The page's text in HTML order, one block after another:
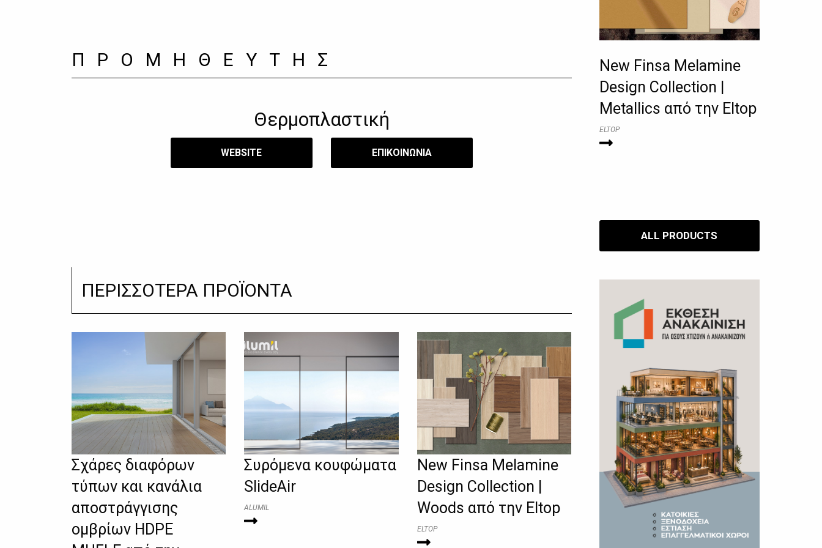
ΠΡΟΜΗΘΕΥΤΗΣ
Θερμοπλαστική
WEBSITE ​ΕΠΙΚΟΙΝΩΝΙΑ
ΠΕΡΙΣΣΟΤΕΡΑ ΠΡΟΪΟΝΤΑ
Σχάρες διαφόρων
τύπων και κανάλια
αποστράγγισης
ομβρίων HDPE
Συρόμενα κουφώματα
SlideAir
ALUMIL
New Finsa Melamine
Design Collection |
Woods από την Eltop
ELTOP
New Finsa Melamine
Design Collection |
Metallics από την Eltop
ELTOP
ALL PRODUCTS